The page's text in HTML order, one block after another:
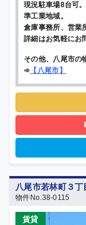
現況駐車場8台可。
準工業地域。
倉庫事務所、営業
詳細はお気軽にお
その他、八尾市の
➾ 【 八尾市 】
八尾市若林町３
物件No.38-0115
賃貸